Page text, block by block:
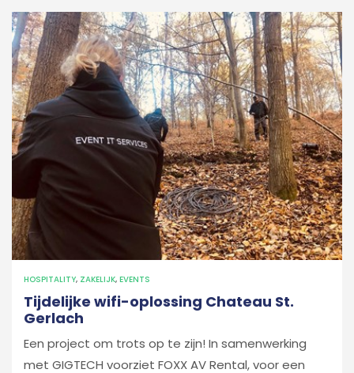
HOSPITALITY, ZAKELIJK, EVENTS
Tijdelijke wifi-oplossing Chateau St.
Gerlach
Een project om trots op te zijn! In samenwerking
met GIGTECH voorziet FOXX AV Rental,voor een